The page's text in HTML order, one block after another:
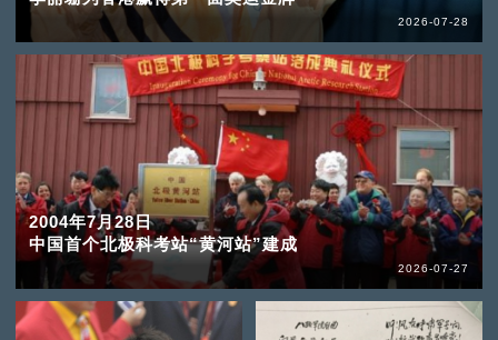
2026-07-28
2004年7月28日
中国首个北极科考站“黄河站”建成
2026-07-27